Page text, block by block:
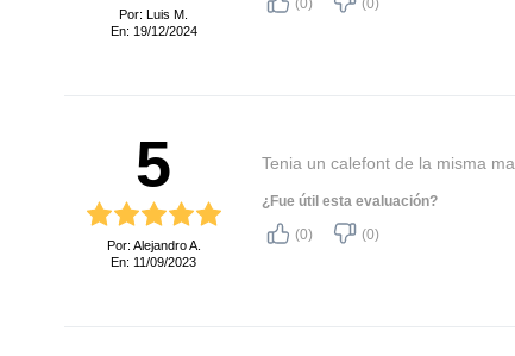
Por: Luis M.
En: 19/12/2024
(0)
(0)
5
Por: Alejandro A.
En: 11/09/2023
Tenia un calefont de la misma
¿Fue útil esta evaluación?
(0)
(0)